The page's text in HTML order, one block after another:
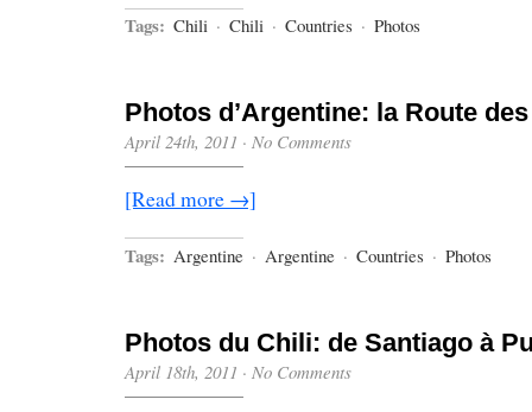
Tags: Chili · Chili · Countries · Photos
Photos d’Argentine: la Route
April 24th, 2011 · No Comments
[Read more →]
Tags: Argentine · Argentine · Countries · Photos
Photos du Chili: de Santiago à
April 18th, 2011 · No Comments